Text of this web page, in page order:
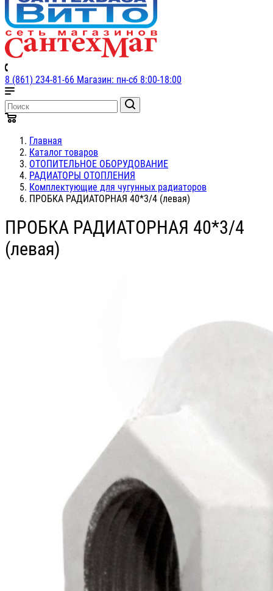
8 (861) 234-81-66 Магазин: пн-сб 8:00-18:00
Главная
Каталог товаров
ОТОПИТЕЛЬНОЕ ОБОРУДОВАНИЕ
РАДИАТОРЫ ОТОПЛЕНИЯ
Комплектующие для чугунных радиаторов
ПРОБКА РАДИАТОРНАЯ 40*3/4 (левая)
ПРОБКА РАДИАТОРНАЯ 40*3/4
(левая)